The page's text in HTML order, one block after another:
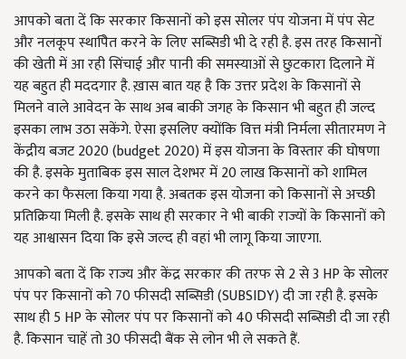
आपको बता दें कि सरकार किसानों को इस सोलर पंप योजना में पंप सेट
और नलकूप स्थापिेत करने के लिए सब्सिडी भी दे रही है. इस तरह किसानों
की खेती में आ रही सिंचाई और पानी की समस्याओं से छुटकारा दिलाने में
यह बहुत ही मददगार है. ख़ास बात यह है कि उत्तर प्रदेश के किसानों से
मिलने वाले आवेदन के साथ अब बाकी जगह के किसान भी बहुत ही जल्द
इसका लाभ उठा सकेंगे. ऐसा इसलिए क्योंकि वित्त मंत्री निर्मला सीतारमण ने
केंद्रीय बजट 2020 (budget 2020) में इस योजना के विस्तार की घोषणा
की है. इसके मुताबिक इस साल देशभर में 20 लाख किसानों को शामिल
करने का फैसला किया गया है. अबतक इस योजना को किसानों से अच्छी
प्रतिक्रिया मिली है. इसके साथ ही सरकार ने भी बाकी राज्यों के किसानों को
यह आश्वासन दिया कि इसे जल्द ही वहां भी लागू किया जाएगा.
आपको बता दें कि राज्य और केंद्र सरकार की तरफ से 2 से 3 HP के सोलर
पंप पर किसानों को 70 फीसदी सब्सिडी (SUBSIDY) दी जा रही है. इसके
साथ ही 5 HP के सोलर पंप पर किसानों को 40 फीसदी सब्सिडी दी जा रही
है. किसान चाहें तो 30 फीसदी बैंक से लोन भी ले सकते हैं.